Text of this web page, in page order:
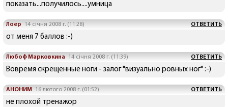
показать...получилось....умница
Лоер 14 січня 2008 г. (11:28) ОТВЕТИТЬ
от меня 7 баллов :-)
Любоф Марковкина 14 січня 2008 г. (11:39) ОТВЕТИТЬ
Вовремя скрещенные ноги - залог "визуально ровных ног" :-)
АНОНИМ 16 лютого 2008 г. (01:52) ОТВЕТИТЬ
не плохой тренажор